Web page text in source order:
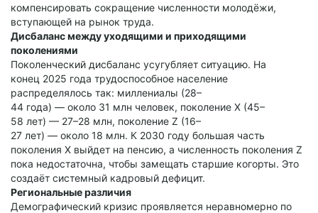
компенсировать сокращение численности молодёжи,
вступающей на рынок труда.
Дисбаланс между уходящими и приходящими
поколениями
Поколенческий дисбаланс усугубляет ситуацию. На
конец 2025 года трудоспособное население
распределялось так: миллениалы (28–
44 года) — около 31 млн человек, поколение X (45–
58 лет) — 27–28 млн, поколение Z (16–
27 лет) — около 18 млн. К 2030 году большая часть
поколения X выйдет на пенсию, а численность поколения Z
пока недостаточна, чтобы замещать старшие когорты. Это
создаёт системный кадровый дефицит.
Региональные различия
Демографический кризис проявляется неравномерно по